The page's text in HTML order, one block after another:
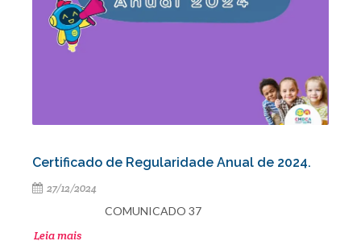
Certificado de Regularidade Anual de 2024.
27/12/2024
COMUNICADO 37
Leia mais